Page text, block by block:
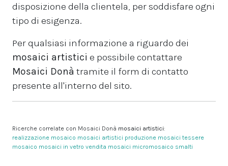
disposizione della clientela, per soddisfare ogni
tipo di esigenza.
Per qualsiasi informazione a riguardo dei
mosaici artistici e possibile contattare
Mosaici Donà tramite il form di contatto
presente all'interno del sito.
Ricerche correlate con Mosaici Donà mosaici artistici:
realizzazione mosaico mosaici artistici produzione mosaici tessere
mosaico mosaici in vetro vendita mosaici micromosaico smalti